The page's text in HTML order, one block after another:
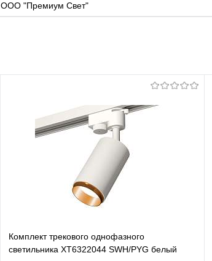
ООО "Премиум Свет"
Комплект трекового однофазного
светильника XT6322044 SWH/PYG белый